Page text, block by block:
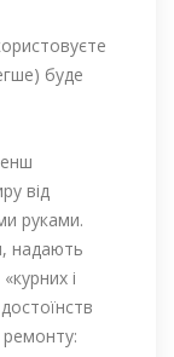
буде
від
руками.
надають
і
ремонту: